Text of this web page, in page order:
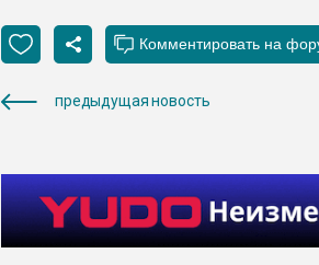
предыдущая новость